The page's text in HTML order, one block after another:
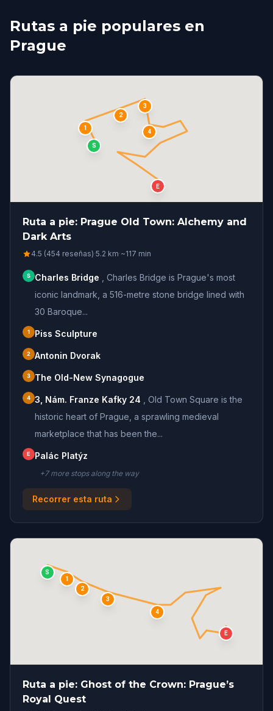
Rutas a pie populares en
Prague
S
1
2
3
4
E
Ruta a pie: Prague Old Town: Alchemy and
Dark Arts
4.5 (454 reseñas)·5.2 km·~117 min
S Charles Bridge
Charles Bridge is Prague's most
iconic landmark, a 516-metre stone bridge lined with
30 Baroque...
1 Piss Sculpture
2 Antonin Dvorak
3 The Old-New Synagogue
4 3, Nám. Franze Kafky 24
Old Town Square is the
historic heart of Prague, a sprawling medieval
marketplace that has been the...
E Palác Platýz
+7more stopsalong the way
Recorrer esta ruta
S
1
2
3
4
E
Ruta a pie: Ghost of the Crown: Prague’s
Royal Quest